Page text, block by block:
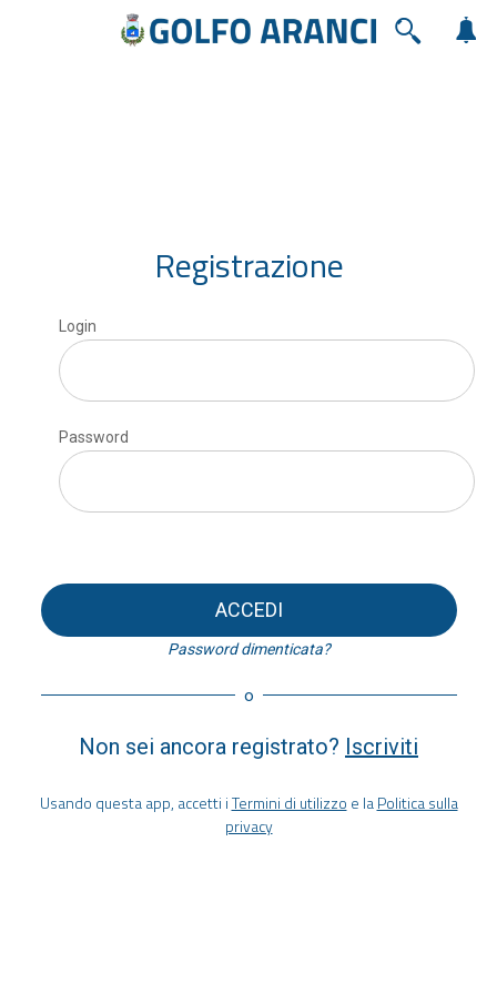
Registrazione
Login
Password
ACCEDI
Password dimenticata?
o
Non sei ancora registrato? Iscriviti
Usando questa app, accetti iTermini di utilizzo e laPolitica sulla
privacy